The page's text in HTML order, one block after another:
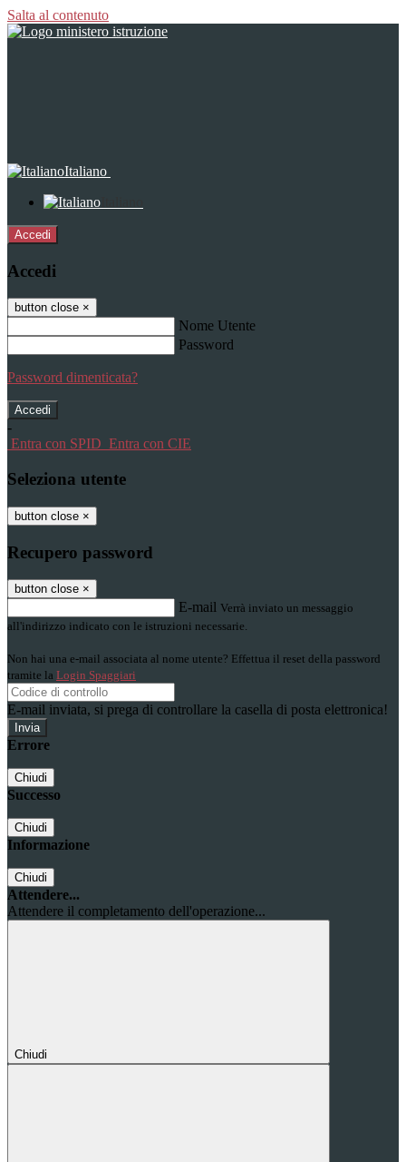
Salta al contenuto
Italiano
Accedi
Accedi
button close ×
Nome Utente
Password
Password dimenticata?
-
Entra con SPID Entra con CIE
Seleziona utente
button close ×
Recupero password
button close ×
E-mail Verrà inviato un messaggio
all'indirizzo indicato con le istruzioni necessarie.
Non hai una e-mail associata al nome utente? Effettua il reset della password
tramite la Login Spaggiari
E-mail inviata, si prega di controllare la casella di posta elettronica!
Errore
Chiudi
Successo
Chiudi
Informazione
Chiudi
Attendere...
Attendere il completamento dell'operazione...
Chiudi